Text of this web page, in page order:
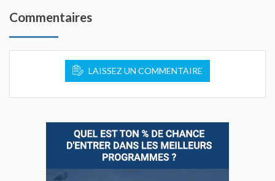
Commentaires
LAISSEZ UN COMMENTAIRE